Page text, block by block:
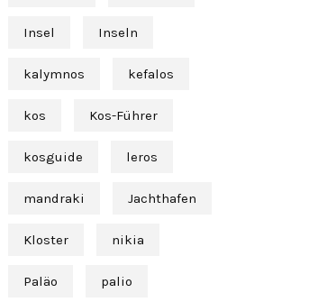
Insel Inseln
kalymnos kefalos
kos Kos-Führer
kosguide leros
mandraki Jachthafen
Kloster nikia
Paläo palio